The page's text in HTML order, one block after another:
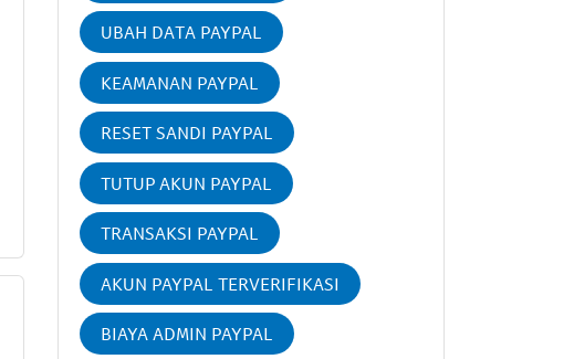
UBAH DATA PAYPAL
KEAMANAN PAYPAL
RESET SANDI PAYPAL
TUTUP AKUN PAYPAL
TRANSAKSI PAYPAL
AKUN PAYPAL TERVERIFIKASI
BIAYA ADMIN PAYPAL